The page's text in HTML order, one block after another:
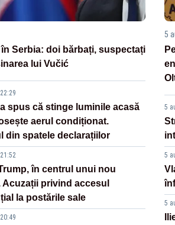
Serbia: doi bărbați, suspectați
lui Vučić
spus că stinge luminile acasă
aerul condiționat.
din spatele declarațiilor
în centrul unui nou
Acuzații privind accesul
la postările sale
5
5
5
5